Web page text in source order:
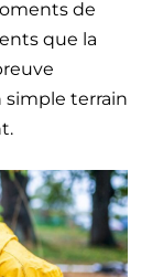
de
que la
simple terrain